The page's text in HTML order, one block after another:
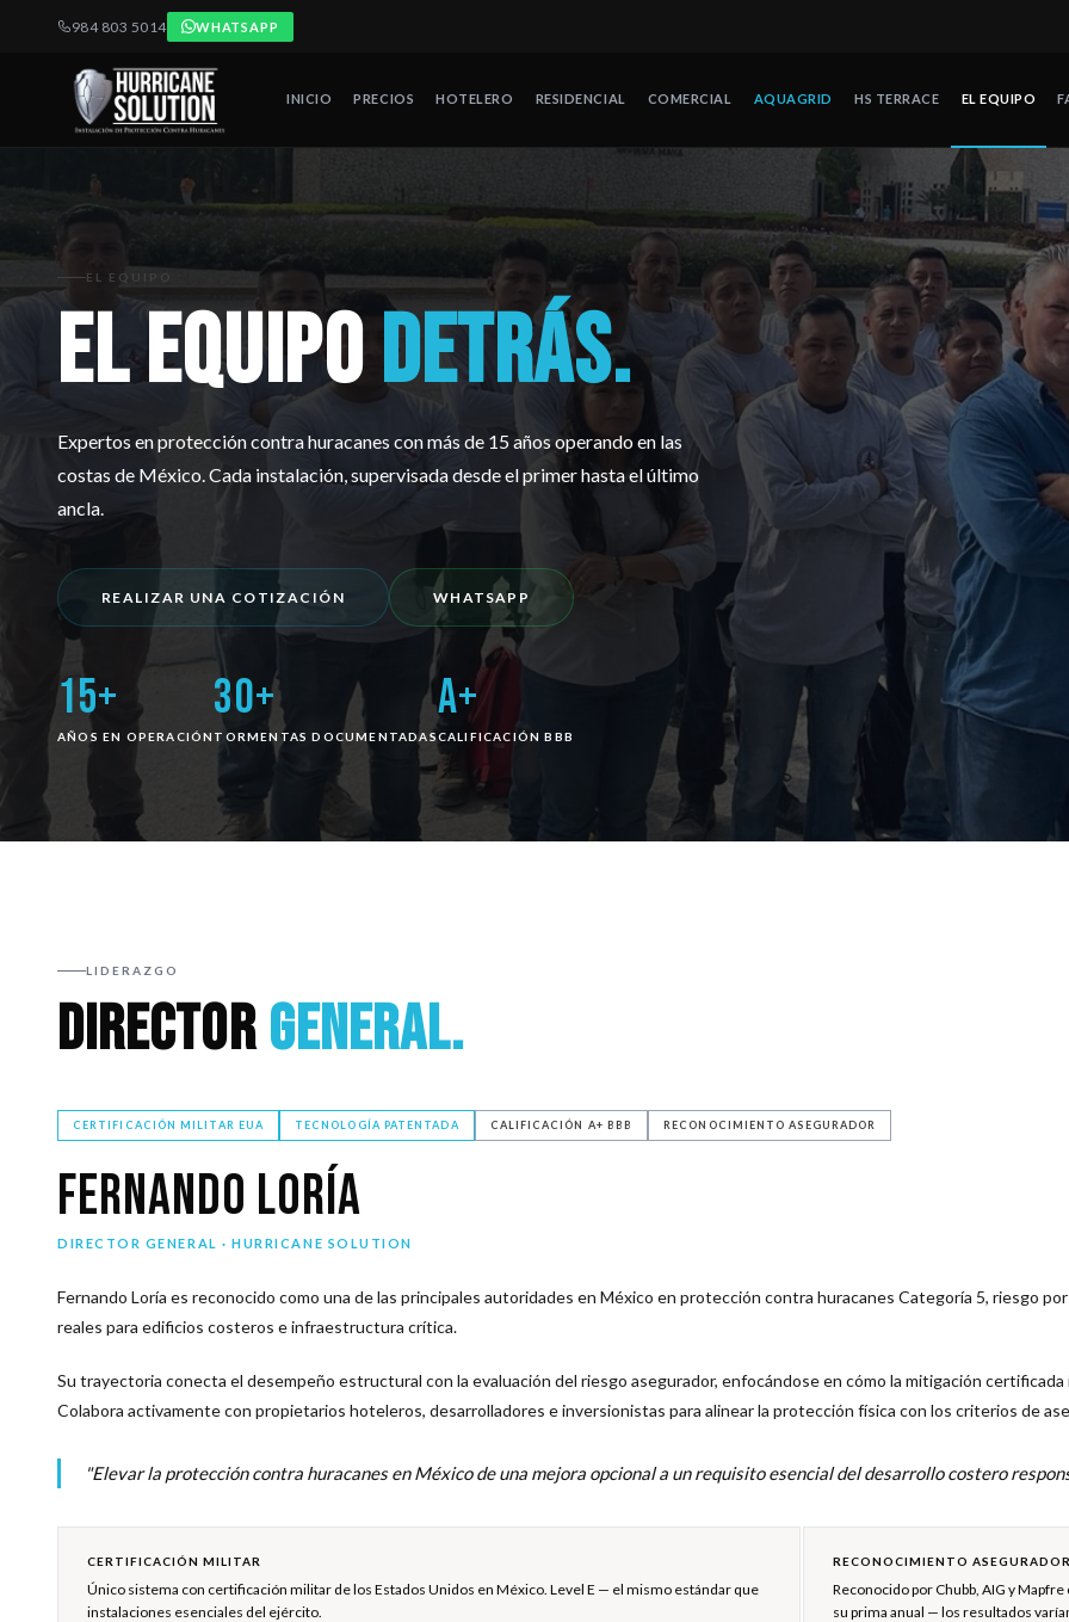
984 803 5014 WHATSAPP
INICIO PRECIOS HOTELERO RESIDENCIAL COMERCIAL AQUAGRID HS TERRACE EL EQUIPO
El equipo de Hurricane Solution está formado por ingenieros y especialistas en protección contra huracanes con operaciones en
EL EQUIPO
EL EQUIPODETRÁS.
Expertos en protección contra huracanes con más de 15 años operando en las
costas de México. Cada instalación, supervisada desde el primer hasta el último
ancla.
REALIZAR UNA COTIZACIÓN WHATSAPP
15+
AÑOS EN OPERACIÓN
30+
TORMENTAS DOCUMENTADAS
A+
CALIFICACIÓN BBB
LIDERAZGO
DIRECTORGENERAL.
CERTIFICACIÓN MILITAR EUA TECNOLOGÍA PATENTADA CALIFICACIÓN A+ BBB RECONOCIMIENTO ASEGURADOR
Fernando Loría
DIRECTOR GENERAL · HURRICANE SOLUTION
Fernando Loría es reconocido como una de las principales autoridades en México en protección contra huracanes Categoría 5, riesgo
reales para edificios costeros e infraestructura crítica.
Su trayectoria conecta el desempeño estructural con la evaluación del riesgo asegurador, enfocándose en cómo la mitigación
Colabora activamente con propietarios hoteleros, desarrolladores e inversionistas para alinear la protección física con los criterios de
"Elevar la protección contra huracanes en México de una mejora opcional a un requisito esencial del desarrollo costero
CERTIFICACIÓN MILITAR
Único sistema con certificación militar de los Estados Unidos en México. Level E — el mismo estándar que
instalaciones esenciales del ejército.
RECONOCIMIENTO ASEGURADOR
Reconocido por Chubb, AIG y
su prima anual — los resultados